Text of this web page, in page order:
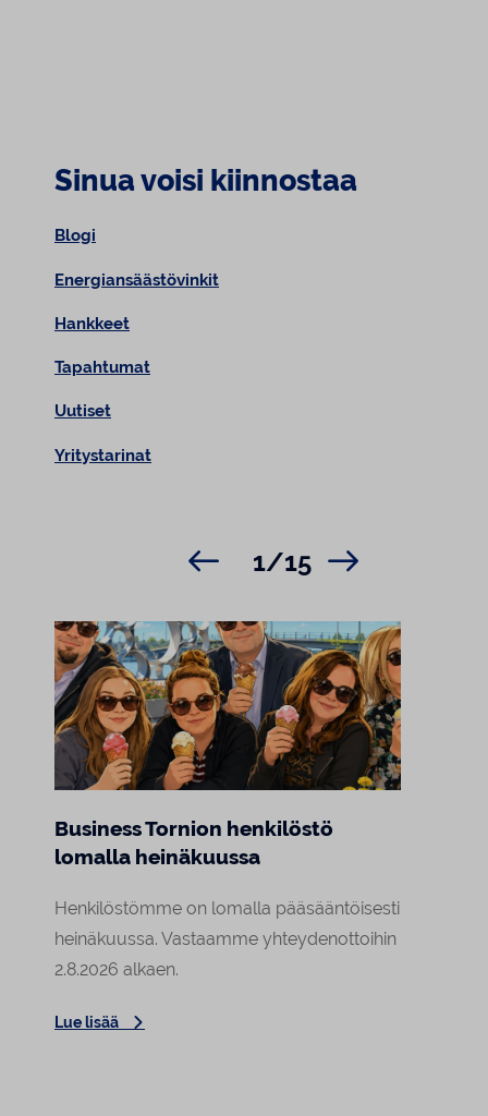
Sinua voisi kiinnostaa
Blogi
Energiansäästövinkit
Hankkeet
Tapahtumat
Uutiset
Yritystarinat
Business Tornion henkilöstö
lomalla heinäkuussa
Henkilöstömme on lomalla pääsääntöisesti
heinäkuussa. Vastaamme yhteydenottoihin
2.8.2026 alkaen.
Lue lisää
1/15